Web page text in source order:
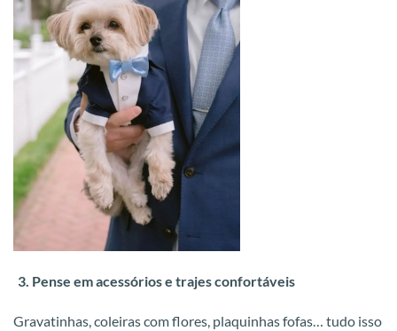
Pense em acessórios e trajes confortáveis
Gravatinhas, coleiras com flores, plaquinhas fofas… tudo isso